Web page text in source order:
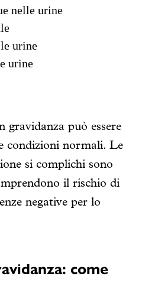
nelle urine
urine
urine
può essere
condizioni normali. Le
si complichi sono
il rischio di
negative per lo
come